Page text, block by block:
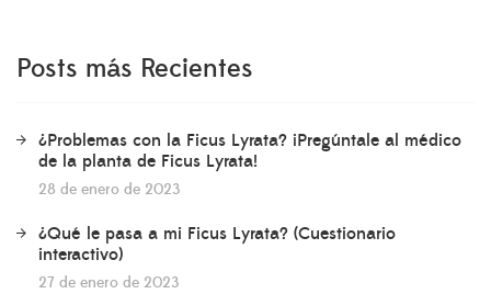
Posts más Recientes
¿Problemas con la Ficus Lyrata? ¡Pregúntale al médico
de la planta de Ficus Lyrata!
28 de enero de 2023
¿Qué le pasa a mi Ficus Lyrata? (Cuestionario
interactivo)
27 de enero de 2023